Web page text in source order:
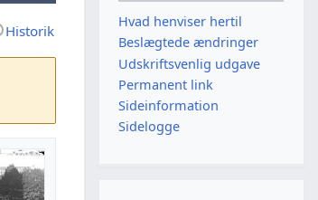
Historik
Hvad henviser hertil
Beslægtede ændringer
Udskriftsvenlig udgave
Permanent link
Sideinformation
Sidelogge